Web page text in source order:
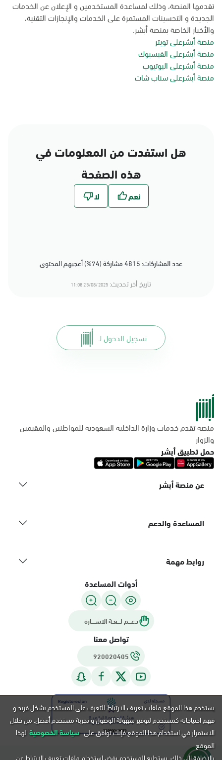
تقدمها المنصة، وذلك لمساعدة المستخدمين و الإعلان عن الخدمات
الجديدة و التحسينات المستمرة على الخدمات والإنجازات التقنية،
والأخبار الخاصة بمنصة أبشر.
منصة أبشرعلى تويتر
منصة أبشرعلى الفيسبوك
منصة أبشرعلى اليوتيوب
منصة أبشرعلى سناب شات
هل استفدت من المعلومات في
هذه الصفحة
عدد المشاركات: 4815 مشاركة (74%) أعجبهم المحتوى
تاريخ أخر تحديث: 25/08/2025 11:08
تسجيل الدخول لـ
منصة تقدم خدمات وزارة الداخلية السعودية للمواطنين والمقيمين
والزوار
حمل تطبيق أبشر
عن منصة أبشر
المساعدة والدعم
روابط مهمة
أدوات المساعدة
دعـــم لـــغـة الاشــــارة
تواصل معنا
920020405
يستخدم هذا الموقع ملفات تعريف الارتباط للتعرف على المستخدم بشكل فريد و
فهم احتياجاته كمستخدم لتوفير سهولة الوصول و تجربة مستخدم أفضل. من خلال
الاستمرار في استخدام هذا الموقع فإنك توافق على سياسة الخصوصية لهذا
الموقع.
بالإضافة إلى ذلك, يستطيع المستخدم رفض استخدام ملفات تعريف الارتباط عن